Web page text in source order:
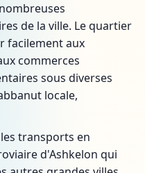
de la ville. Le quartier
facilement aux
commerces
sous diverses
locale,
transports en
d'Ashkelon qui